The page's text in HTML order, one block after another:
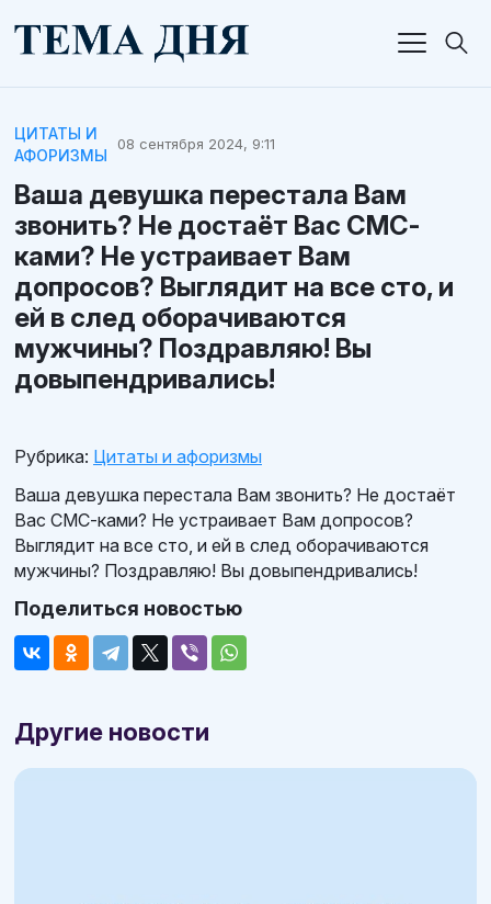
ЦИТАТЫ И
АФОРИЗМЫ
08 сентября 2024, 9:11
Ваша девушка перестала Вам
звонить? Не достаёт Вас СМС-
ками? Не устраивает Вам
допросов? Выглядит на все сто, и
ей в след оборачиваются
мужчины? Поздравляю! Вы
довыпендривались!
Рубрика: Цитаты и афоризмы
Ваша девушка перестала Вам звонить? Не достаёт
Вас СМС-ками? Не устраивает Вам допросов?
Выглядит на все сто, и ей в след оборачиваются
мужчины? Поздравляю! Вы довыпендривались!
Поделиться новостью
Другие новости